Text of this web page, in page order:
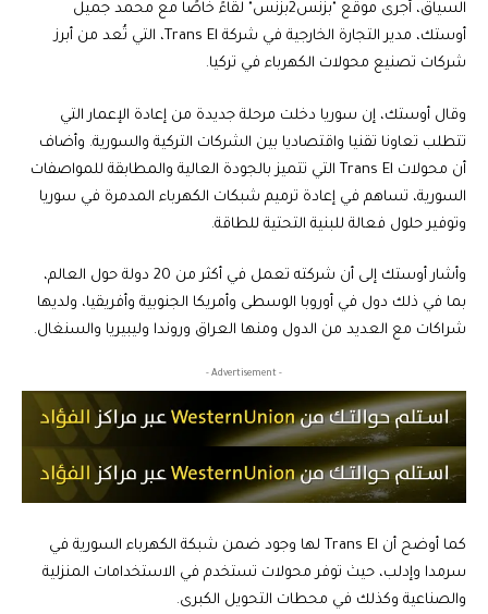
السياق، أجرى موقع "بزنس2بزنس" لقاءً خاصًا مع محمد جميل
أوستك، مدير التجارة الخارجية في شركة Trans El، التي تُعد من أبرز
شركات تصنيع محولات الكهرباء في تركيا.
وقال أوستك، إن سوريا دخلت مرحلة جديدة من إعادة الإعمار التي
تتطلب تعاونا تقنيا واقتصاديا بين الشركات التركية والسورية. وأضاف
أن محولات Trans El التي تتميز بالجودة العالية والمطابقة للمواصفات
السورية، تساهم في إعادة ترميم شبكات الكهرباء المدمرة في سوريا
وتوفير حلول فعالة للبنية التحتية للطاقة.
وأشار أوستك إلى أن شركته تعمل في أكثر من 20 دولة حول العالم،
بما في ذلك دول في أوروبا الوسطى وأمريكا الجنوبية وأفريقيا، ولديها
شراكات مع العديد من الدول ومنها العراق وروندا وليبيريا والسنغال.
- Advertisement -
كما أوضح أن Trans El لها وجود ضمن شبكة الكهرباء السورية في
سرمدا وإدلب، حيث توفر محولات تستخدم في الاستخدامات المنزلية
والصناعية وكذلك في محطات التحويل الكبرى.